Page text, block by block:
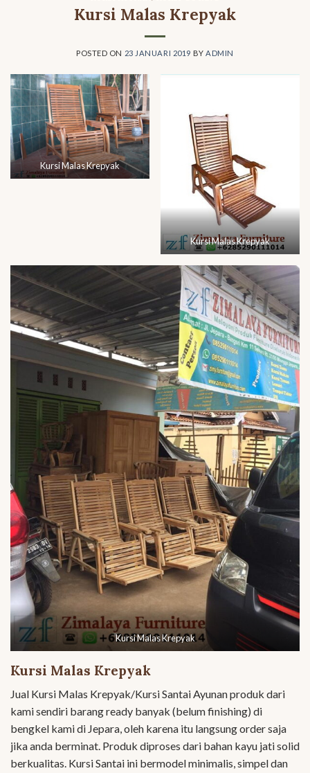
Kursi Malas Krepyak
POSTED ON 23 JANUARI 2019 BYADMIN
Kursi Malas Krepyak
Kursi Malas Krepyak
Kursi Malas Krepyak
Kursi Malas Krepyak
Jual Kursi Malas Krepyak/Kursi Santai Ayunan produk dari
kami sendiri barang ready banyak (belum finishing) di
bengkel kami di Jepara, oleh karena itu langsung order saja
jika anda berminat. Produk diproses dari bahan kayu jati solid
berkualitas. Kursi Santai ini bermodel minimalis, simpel dan